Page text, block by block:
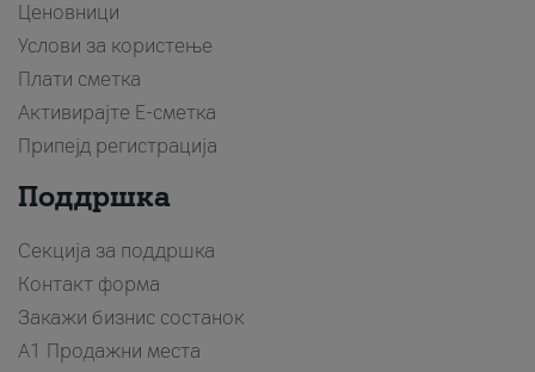
Ценовници
Услови за користење
Плати сметка
Активирајте Е-сметка
Припејд регистрација
Поддршка
Секција за поддршка
Контакт форма
Закажи бизнис состанок
A1 Продажни места